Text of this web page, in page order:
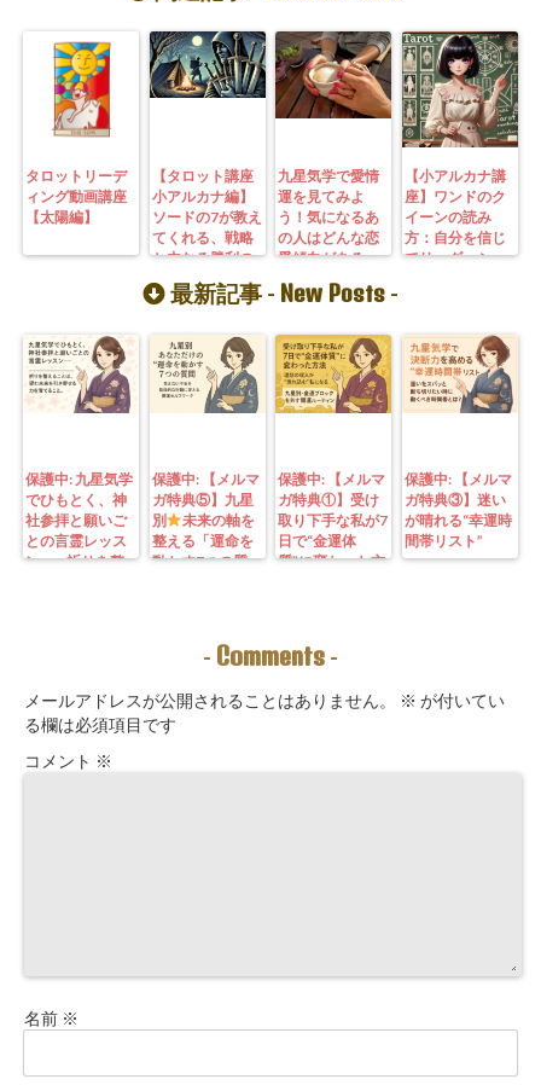
タロットリーデ
ィング動画講座
【太陽編】
【タロット講座
小アルカナ編】
ソードの7が教え
てくれる、戦略
と内なる勝利の
力
九星気学で愛情
運を見てみよ
う！気になるあ
の人はどんな恋
愛傾向がある
の？
【小アルカナ講
座】ワンドのク
イーンの読み
方：自分を信じ
てリーダーシッ
最新記事 - New Posts -
保護中: 九星気学
でひもとく、神
社参拝と願いご
との言霊レッス
ン—— 祈りを整
保護中: 【メルマ
ガ特典⑤】九星
別
未来の軸を
整える「運命を
動かす7つの質
ーチングできま
保護中: 【メルマ
ガ特典①】受け
取り下手な私が7
日で“金運体
質”に変わった方
九星別・金運ブ
ロックを外す開
保護中: 【メルマ
ガ特典③】迷い
が晴れる“幸運時
間帯リスト”
- Comments -
メールアドレスが公開されることはありません。 ※ が付いてい
る欄は必須項目です
コメント ※
名前 ※